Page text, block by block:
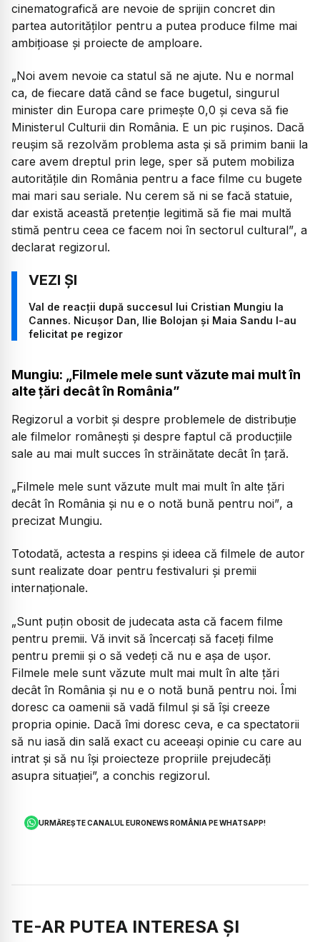
cinematografică are nevoie de sprijin concret din
partea autorităților pentru a putea produce filme mai
ambițioase și proiecte de amploare.
„Noi avem nevoie ca statul să ne ajute. Nu e normal
ca, de fiecare dată când se face bugetul, singurul
minister din Europa care primește 0,0 și ceva să fie
Ministerul Culturii din România. E un pic rușinos. Dacă
reușim să rezolvăm problema asta și să primim banii la
care avem dreptul prin lege, sper să putem mobiliza
autoritățile din România pentru a face filme cu bugete
mai mari sau seriale. Nu cerem să ni se facă statuie,
dar există această pretenție legitimă să fie mai multă
stimă pentru ceea ce facem noi în sectorul cultural”, a
declarat regizorul.
Val de reacții după succesul lui Cristian Mungiu la
Cannes. Nicușor Dan, Ilie Bolojan și Maia Sandu l-au
felicitat pe regizor
Mungiu: „Filmele mele sunt văzute mai mult în
alte țări decât în România”
Regizorul a vorbit și despre problemele de distribuție
ale filmelor românești și despre faptul că producțiile
sale au mai mult succes în străinătate decât în țară.
„Filmele mele sunt văzute mult mai mult în alte țări
decât în România și nu e o notă bună pentru noi”, a
precizat Mungiu.
Totodată, actesta a respins și ideea că filmele de autor
sunt realizate doar pentru festivaluri și premii
internaționale.
„Sunt puțin obosit de judecata asta că facem filme
pentru premii. Vă invit să încercați să faceți filme
pentru premii și o să vedeți că nu e așa de ușor.
Filmele mele sunt văzute mult mai mult în alte țări
decât în România și nu e o notă bună pentru noi. Îmi
doresc ca oamenii să vadă filmul și să își creeze
propria opinie. Dacă îmi doresc ceva, e ca spectatorii
să nu iasă din sală exact cu aceeași opinie cu care au
intrat și să nu își proiecteze propriile prejudecăți
asupra situației”, a conchis regizorul.
URMĂREȘTE CANALUL EURONEWS ROMÂNIA PE WHATSAPP!
TE-AR PUTEA INTERESA ȘI